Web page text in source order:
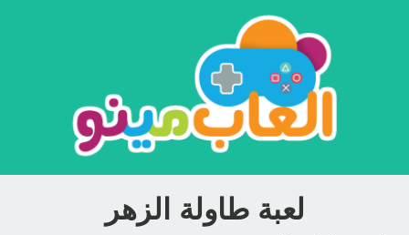
لعبة طاولة الزهر